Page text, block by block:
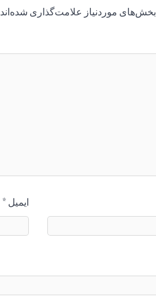
بخش‌های موردنیاز علامت‌گذاری شده‌اند
ایمیل *